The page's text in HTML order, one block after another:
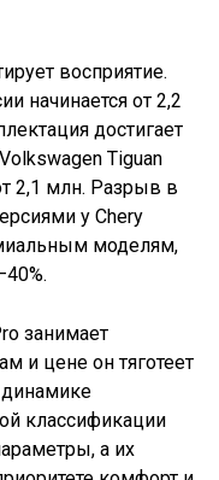
восприятие.
начинается от 2,2
достигает
Tiguan
2,1 млн. Разрыв в
у Chery
моделям,
занимает
и цене он тяготеет
классификации
а их